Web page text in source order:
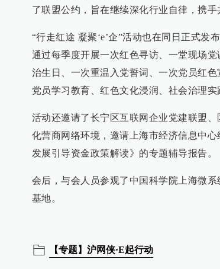
了联盟公约，旨在继续深化行业自律，携手
“行走红途 凝聚‘e’企”活动也在同日正式
通过每季度开展一次红色寻访、一堂现场
治生日、一次重温入党誓词、一次党员红
党员学习教育、红色文化浸润、社会治理实
活动还邀请了长宁区互联网企业党建联盟
化营商网络环境，邀请上海市经济信息中
发展引导资金政策解读》的专题辅导报告。
会后，与会人员参观了中国科学院上海微
基地。
【专题】沪网侠·E起行动